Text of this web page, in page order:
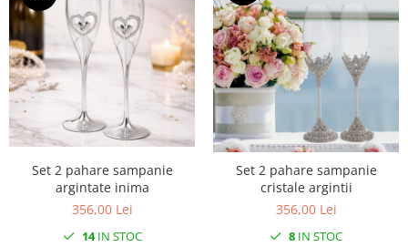
WONDERLUST
MORRIS&AMP;CO
KINGSLEY
SERENDIPITY GOLD
SERENDIPITY PLATINUM
CHELSEA
MEDICEA
CELESTIAL
PATCHWORK WILLOW
BLUE LILY
Set 2 pahare sampanie
argintate inima
356,00 Lei
14IN STOC
Set 2 pahare sampanie
cristale argintii
356,00 Lei
8 IN STOC